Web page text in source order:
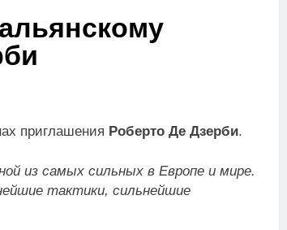
приглашения Роберто Де Дзерби.
из самых сильных в Европе и мире.
тактики, сильнейшие